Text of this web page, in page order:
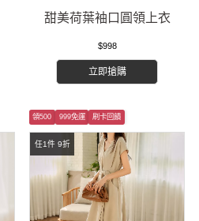
甜美荷葉袖口圓領上衣
$998
立即搶購
任1件 9折
領500 999免運 刷卡回饋